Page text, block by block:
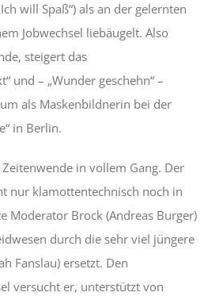
will Spaß“) als an der gelernten
Jobwechsel liebäugelt. Also
steigert das
und – „Wunder geschehn“ –
als Maskenbildnerin bei der
in Berlin.
in vollem Gang. Der
nur klamottentechnisch noch in
Moderator Brock (Andreas Burger)
durch die sehr viel jüngere
Fanslau) ersetzt. Den
versucht er, unterstützt von